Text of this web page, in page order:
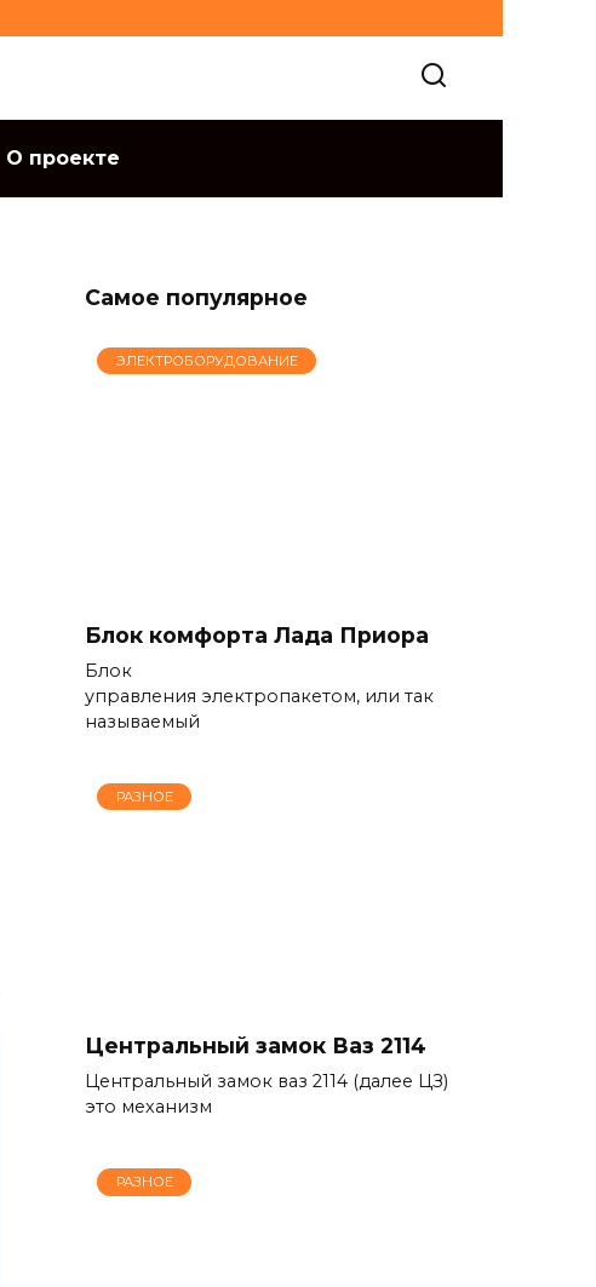
О проекте
Самое популярное
ЭЛЕКТРОБОРУДОВАНИЕ
Блок комфорта Лада Приора
Блок
управления электропакетом, или так
называемый
РАЗНОЕ
Центральный замок Ваз 2114
Центральный замок ваз 2114 (далее ЦЗ)
это механизм
РАЗНОЕ